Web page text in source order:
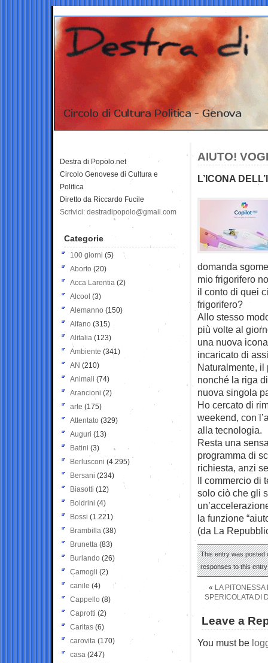
AIUTO!
L’ICONA
domanda
mio frigorifero
il conto di quei
frigorifero?
Allo stesso
più volte al
una nuova
incaricato di
Naturalmente, il
nonché la riga
nuova singola
Ho cercato di
weekend, con
alla tecnologia.
Resta una
programma di
richiesta, anzi
Il commercio di
solo ciò che gli
la funzione
(da La
This entry was posted
responses to this
« LA
SPERICOLATA DI
Leave a
You must be
Destra di Popolo.net
Circolo Genovese di Cultura e
Politica
Diretto da Riccardo Fucile
Scrivici: destradipopolo@gmail.com
Categorie
100 giorni (5)
Aborto (20)
Acca Larentia (2)
Alcool (3)
Alemanno (150)
Alfano (315)
Alitalia (123)
Ambiente (341)
AN (210)
Animali (74)
Arancioni (2)
arte (175)
Attentato (329)
Auguri (13)
Batini (3)
Berlusconi (4.295)
Bersani (234)
Biasotti (12)
Boldrini (4)
Bossi (1.221)
Brambilla (38)
Brunetta (83)
Burlando (26)
Camogli (2)
canile (4)
Cappello (8)
Caprotti (2)
Caritas (6)
carovita (170)
casa (247)